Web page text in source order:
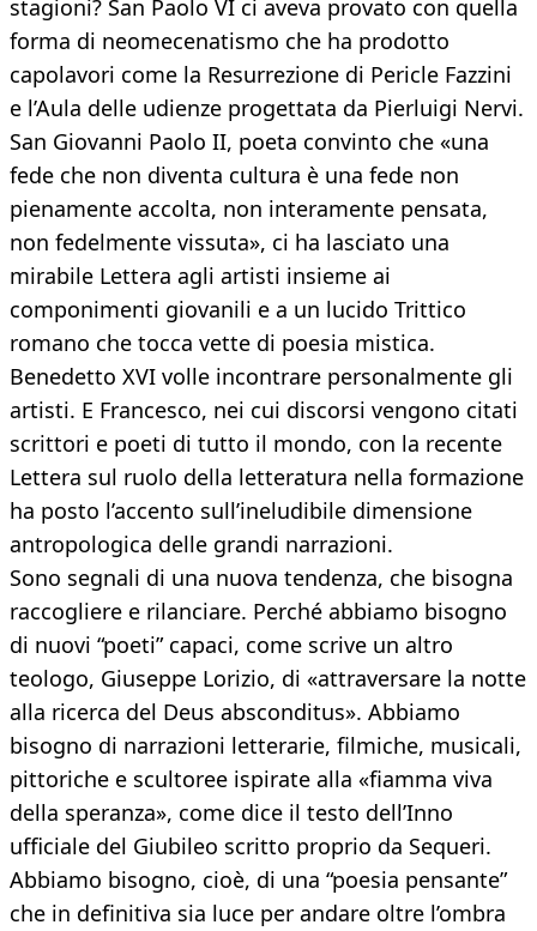
stagioni? San Paolo VI ci aveva provato con quella
forma di neomecenatismo che ha prodotto
capolavori come la Resurrezione di Pericle Fazzini
e l’Aula delle udienze progettata da Pierluigi Nervi.
San Giovanni Paolo II, poeta convinto che «una
fede che non diventa cultura è una fede non
pienamente accolta, non interamente pensata,
non fedelmente vissuta», ci ha lasciato una
mirabile Lettera agli artisti insieme ai
componimenti giovanili e a un lucido Trittico
romano che tocca vette di poesia mistica.
Benedetto XVI volle incontrare personalmente gli
artisti. E Francesco, nei cui discorsi vengono citati
scrittori e poeti di tutto il mondo, con la recente
Lettera sul ruolo della letteratura nella formazione
ha posto l’accento sull’ineludibile dimensione
antropologica delle grandi narrazioni.
Sono segnali di una nuova tendenza, che bisogna
raccogliere e rilanciare. Perché abbiamo bisogno
di nuovi “poeti” capaci, come scrive un altro
teologo, Giuseppe Lorizio, di «attraversare la notte
alla ricerca del Deus absconditus». Abbiamo
bisogno di narrazioni letterarie, filmiche, musicali,
pittoriche e scultoree ispirate alla «fiamma viva
della speranza», come dice il testo dell’Inno
ufficiale del Giubileo scritto proprio da Sequeri.
Abbiamo bisogno, cioè, di una “poesia pensante”
che in definitiva sia luce per andare oltre l’ombra